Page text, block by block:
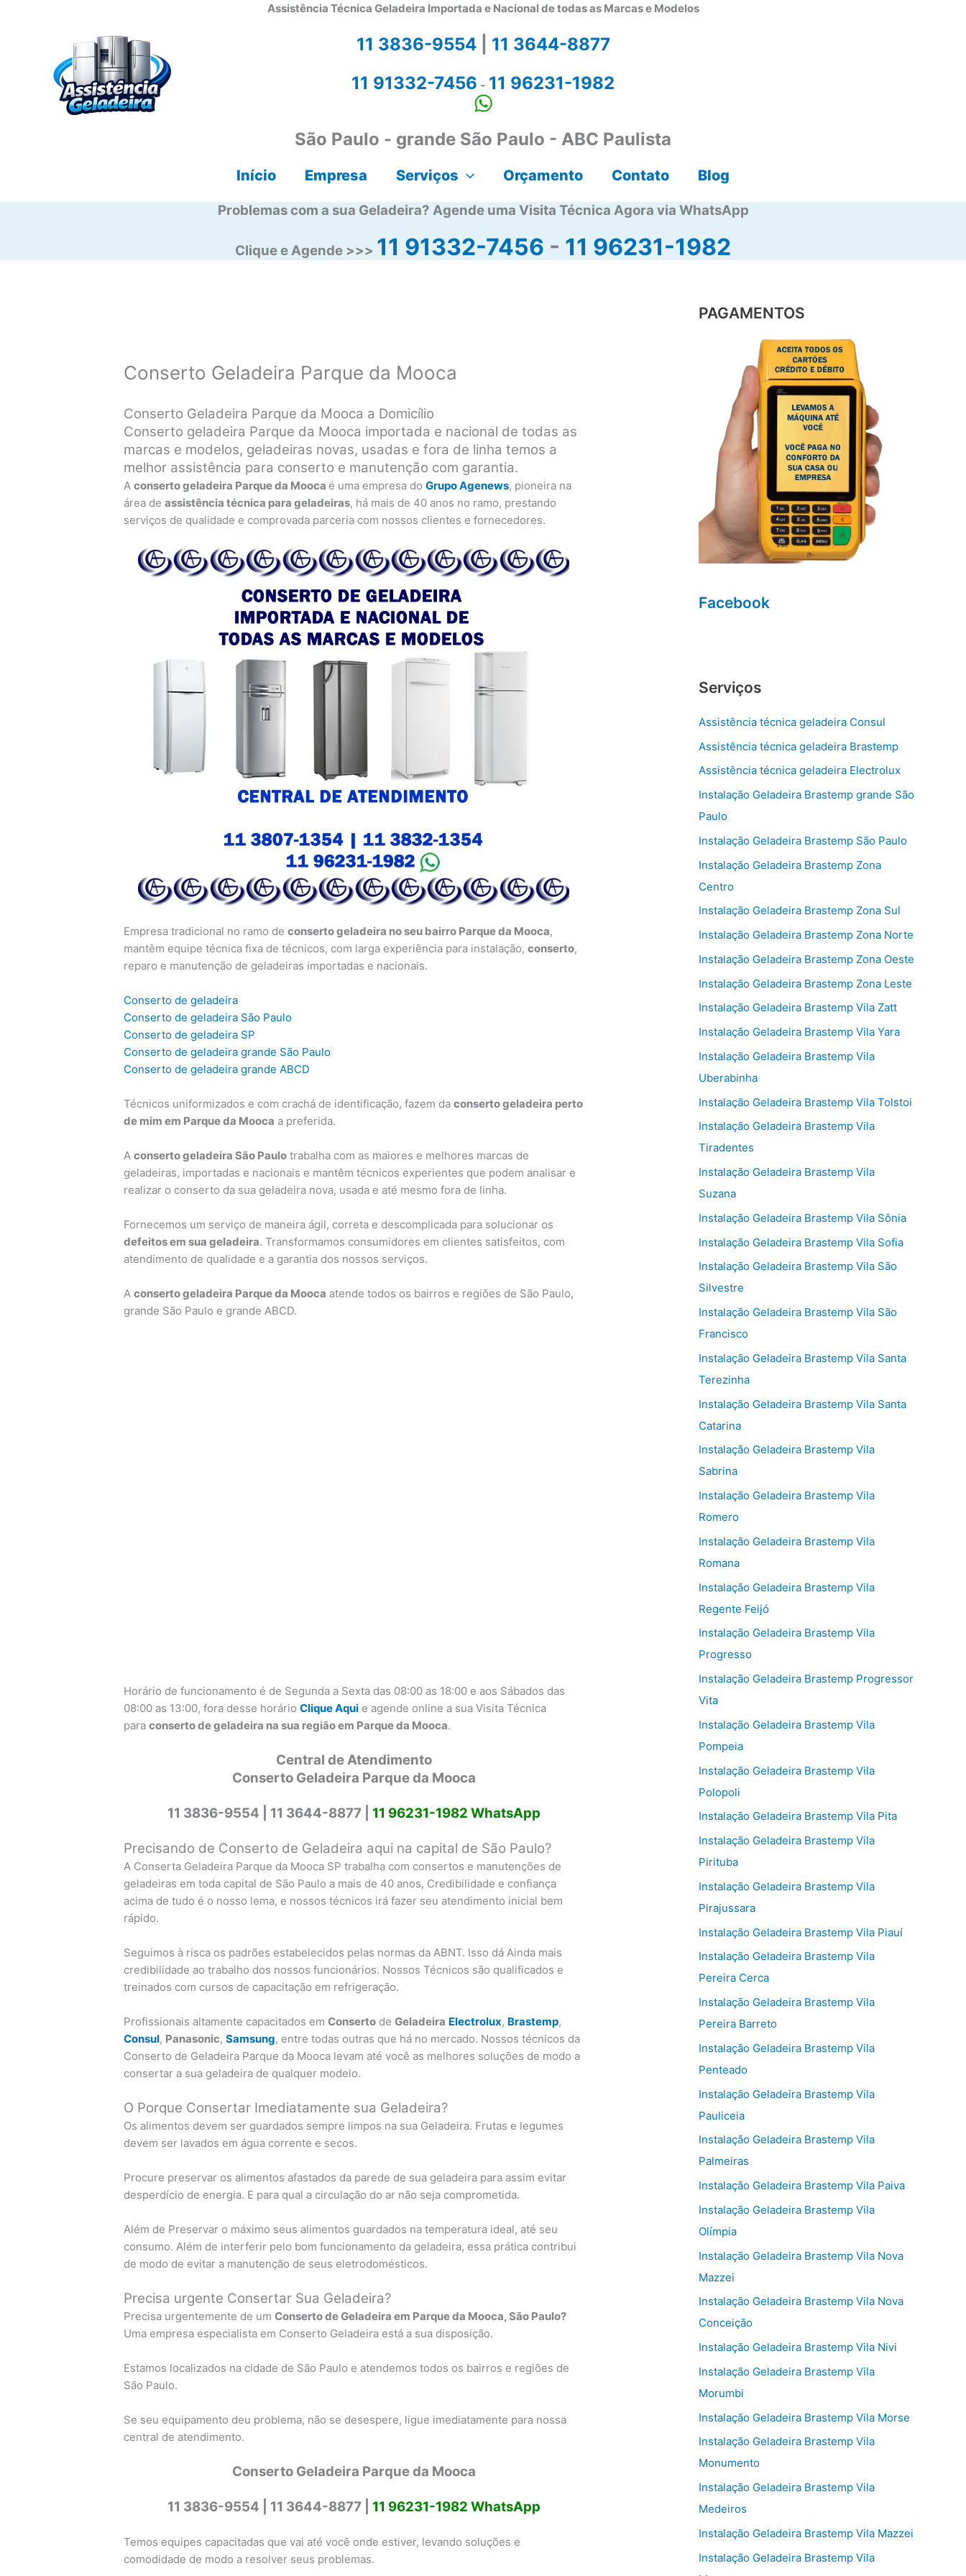
Assistência Técnica Geladeira Importada e Nacional de todas as Marcas e Modelos
11 3836-9554| 11 3644-8877
11 91332-7456 - 11 96231-1982
São Paulo - grande São Paulo - ABC Paulista
Início Empresa Serviços Orçamento Contato Blog
Problemas com a sua Geladeira? Agende uma Visita Técnica Agora via WhatsApp
Clique e Agende >>> 11 91332-7456 - 11 96231-1982
Conserto Geladeira Parque da Mooca
Conserto Geladeira Parque da Mooca a Domicílio
Conserto geladeira Parque da Mooca importada e nacional de todas as
marcas e modelos, geladeiras novas, usadas e fora de linha temos a
melhor assistência para conserto e manutenção com garantia.
Aconserto geladeira Parque da Mooca é uma empresa doGrupo Agenews, pioneira na
área deassistência técnica para geladeiras, há mais de 40 anos no ramo, prestando
serviços de qualidade e comprovada parceria com nossos clientes e fornecedores.
Empresa tradicional no ramo deconserto geladeira no seu bairro Parque da Mooca,
mantêm equipe técnica fixa de técnicos, com larga experiência para instalação,conserto,
reparo e manutenção de geladeiras importadas e nacionais.
Conserto de geladeira
Conserto de geladeira São Paulo
Conserto de geladeira SP
Conserto de geladeira grande São Paulo
Conserto de geladeira grande ABCD
Técnicos uniformizados e com crachá de identificação, fazem daconserto geladeira perto
de mim em Parque da Mooca a preferida.
Aconserto geladeira São Paulo trabalha com as maiores e melhores marcas de
geladeiras, importadas e nacionais e mantêm técnicos experientes que podem analisar e
realizar o conserto da sua geladeira nova, usada e até mesmo fora de linha.
Fornecemos um serviço de maneira ágil, correta e descomplicada para solucionar os
defeitos em sua geladeira. Transformamos consumidores em clientes satisfeitos, com
atendimento de qualidade e a garantia dos nossos serviços.
Aconserto geladeira Parque da Mooca atende todos os bairros e regiões de São Paulo,
grande São Paulo e grande ABCD.
Horário de funcionamento é de Segunda a Sexta das 08:00 as 18:00 e aos Sábados das
08:00 as 13:00, fora desse horárioClique Aqui e agende online a sua Visita Técnica
paraconserto de geladeira na sua região em Parque da Mooca.
Central de Atendimento
Conserto Geladeira Parque da Mooca
11 3836-9554 | 11 3644-8877 | 11 96231-1982 WhatsApp
Precisando de Conserto de Geladeira aqui na capital de São Paulo?
A Conserta Geladeira Parque da Mooca SP trabalha com consertos e manutenções de
geladeiras em toda capital de São Paulo a mais de 40 anos, Credibilidade e confiança
acima de tudo é o nosso lema, e nossos técnicos irá fazer seu atendimento inicial bem
rápido.
Seguimos à risca os padrões estabelecidos pelas normas da ABNT. Isso dá Ainda mais
credibilidade ao trabalho dos nossos funcionários. Nossos Técnicos são qualificados e
treinados com cursos de capacitação em refrigeração.
Profissionais altamente capacitados emConserto deGeladeira Electrolux, Brastemp,
Consul, Panasonic,Samsung, entre todas outras que há no mercado. Nossos técnicos da
Conserto de Geladeira Parque da Mooca levam até você as melhores soluções de modo a
consertar a sua geladeira de qualquer modelo.
O Porque Consertar Imediatamente sua Geladeira?
Os alimentos devem ser guardados sempre limpos na sua Geladeira. Frutas e legumes
devem ser lavados em água corrente e secos.
Procure preservar os alimentos afastados da parede de sua geladeira para assim evitar
desperdício de energia. E para qual a circulação do ar não seja comprometida.
Além de Preservar o máximo seus alimentos guardados na temperatura ideal, até seu
consumo. Além de interferir pelo bom funcionamento da geladeira, essa prática contribui
de modo de evitar a manutenção de seus eletrodomésticos.
Precisa urgente Consertar Sua Geladeira?
Precisa urgentemente de umConserto de Geladeira em Parque da Mooca, São Paulo?
Uma empresa especialista em Conserto Geladeira está a sua disposição.
Estamos localizados na cidade de São Paulo e atendemos todos os bairros e regiões de
São Paulo.
Se seu equipamento deu problema, não se desespere, ligue imediatamente para nossa
central de atendimento.
Conserto Geladeira Parque da Mooca
11 3836-9554 | 11 3644-8877 | 11 96231-1982 WhatsApp
Temos equipes capacitadas que vai até você onde estiver, levando soluções e
comodidade de modo a resolver seus problemas.
PAGAMENTOS
Facebook
Serviços
Assistência técnica geladeira Consul
Assistência técnica geladeira Brastemp
Assistência técnica geladeira Electrolux
Instalação Geladeira Brastemp grande São
Paulo
Instalação Geladeira Brastemp São Paulo
Instalação Geladeira Brastemp Zona
Centro
Instalação Geladeira Brastemp Zona Sul
Instalação Geladeira Brastemp Zona Norte
Instalação Geladeira Brastemp Zona Oeste
Instalação Geladeira Brastemp Zona Leste
Instalação Geladeira Brastemp Vila Zatt
Instalação Geladeira Brastemp Vila Yara
Instalação Geladeira Brastemp Vila
Uberabinha
Instalação Geladeira Brastemp Vila Tolstoi
Instalação Geladeira Brastemp Vila
Tiradentes
Instalação Geladeira Brastemp Vila
Suzana
Instalação Geladeira Brastemp Vila Sônia
Instalação Geladeira Brastemp Vila Sofia
Instalação Geladeira Brastemp Vila São
Silvestre
Instalação Geladeira Brastemp Vila São
Francisco
Instalação Geladeira Brastemp Vila Santa
Terezinha
Instalação Geladeira Brastemp Vila Santa
Catarina
Instalação Geladeira Brastemp Vila
Sabrina
Instalação Geladeira Brastemp Vila
Romero
Instalação Geladeira Brastemp Vila
Romana
Instalação Geladeira Brastemp Vila
Regente Feijó
Instalação Geladeira Brastemp Vila
Progresso
Instalação Geladeira Brastemp Progressor
Vita
Instalação Geladeira Brastemp Vila
Pompeia
Instalação Geladeira Brastemp Vila
Polopoli
Instalação Geladeira Brastemp Vila Pita
Instalação Geladeira Brastemp Vila
Pirituba
Instalação Geladeira Brastemp Vila
Pirajussara
Instalação Geladeira Brastemp Vila Piauí
Instalação Geladeira Brastemp Vila
Pereira Cerca
Instalação Geladeira Brastemp Vila
Pereira Barreto
Instalação Geladeira Brastemp Vila
Penteado
Instalação Geladeira Brastemp Vila
Pauliceia
Instalação Geladeira Brastemp Vila
Palmeiras
Instalação Geladeira Brastemp Vila Paiva
Instalação Geladeira Brastemp Vila
Olímpia
Instalação Geladeira Brastemp Vila Nova
Mazzei
Instalação Geladeira Brastemp Vila Nova
Conceição
Instalação Geladeira Brastemp Vila Nivi
Instalação Geladeira Brastemp Vila
Morumbi
Instalação Geladeira Brastemp Vila Morse
Instalação Geladeira Brastemp Vila
Monumento
Instalação Geladeira Brastemp Vila
Medeiros
Instalação Geladeira Brastemp Vila Mazzei
Instalação Geladeira Brastemp Vila